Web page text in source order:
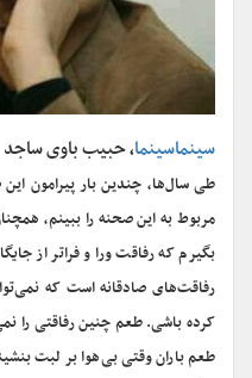
سینماسینما، حبیب باوی ساجد
طی سال‌ها، چندین بار پیرامون
مربوط به این صحنه را ببینم،
بگیرم که رفاقت ورا و فراتر از
رفاقت‌های صادقانه است که
کرده باشی. طعم چنین رفاقتی را
طعم باران وقتی بی‌هوا بر لبت